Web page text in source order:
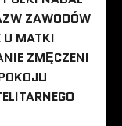
ZAWODÓW
U MATKI
ZMĘCZENI